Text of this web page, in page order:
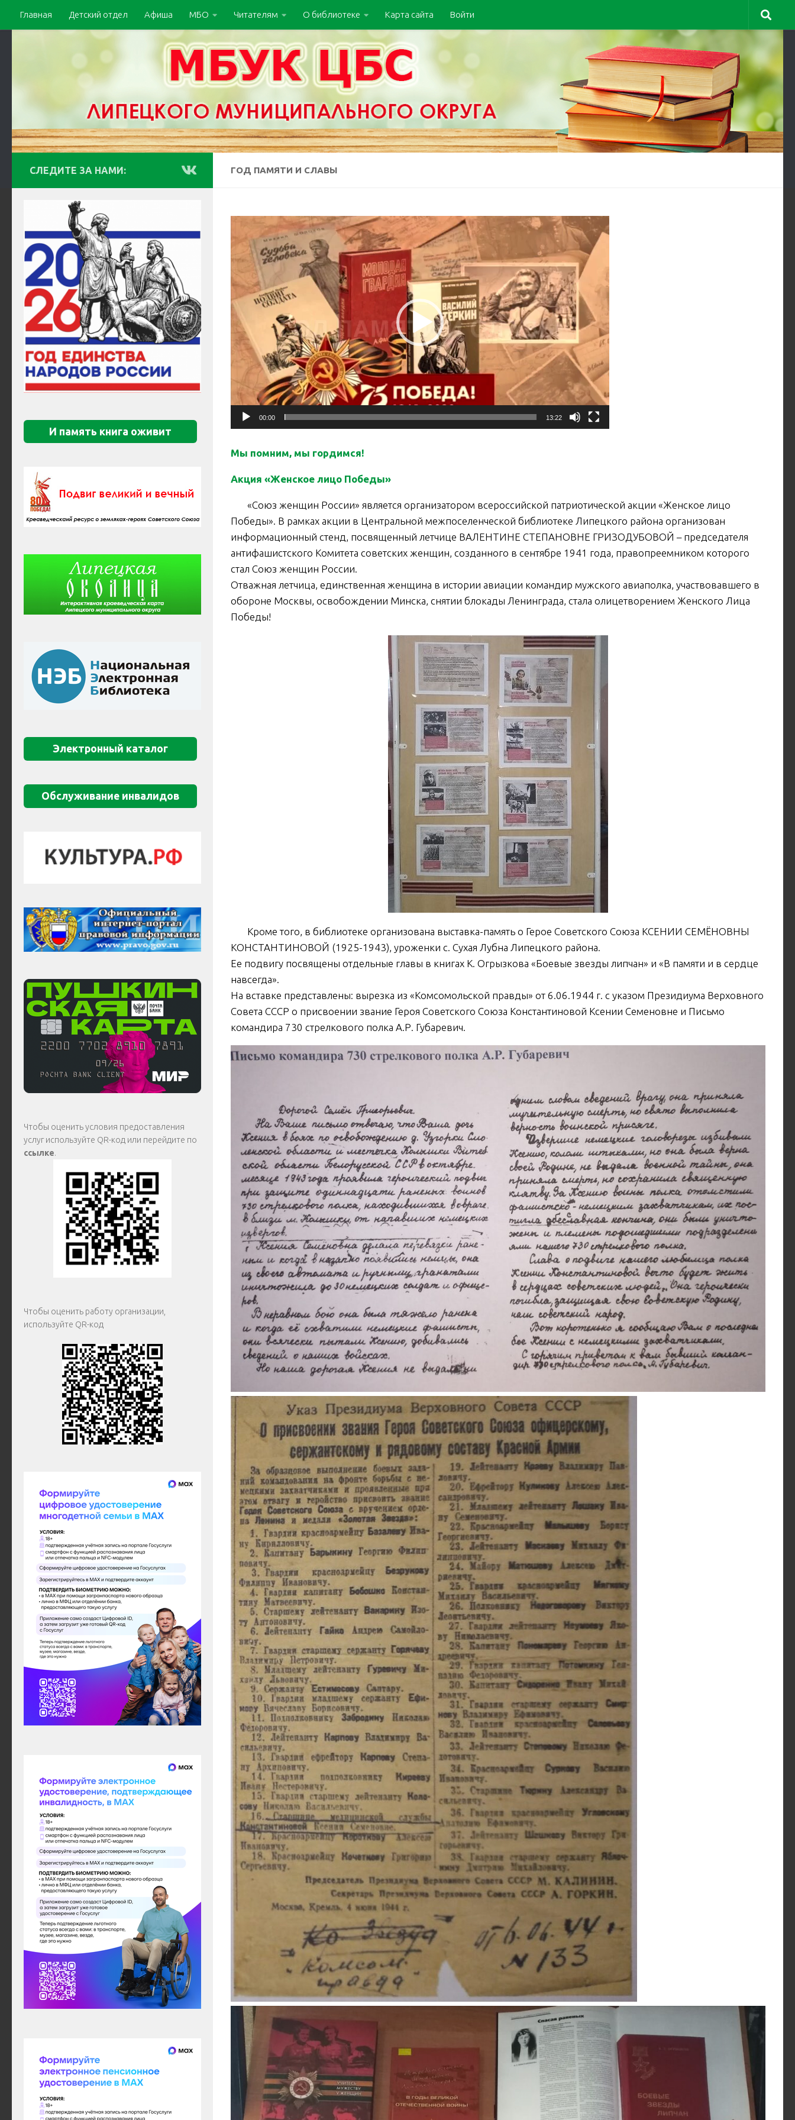
Главная Детский отдел Афиша МБО Читателям О библиотеке Карта сайта Войти
ГОД ПАМЯТИ И СЛАВЫ
Видеоплеер
00:00 13:22
Мы помним, мы гордимся!
Акция «Женское лицо Победы»
«Союз женщин России» является организатором всероссийской патриотической акции «Женское лицо
Победы». В рамках акции в Центральной межпоселенческой библиотеке Липецкого района организован
информационный стенд, посвященный летчице ВАЛЕНТИНЕ СТЕПАНОВНЕ ГРИЗОДУБОВОЙ – председателя
антифашистского Комитета советских женщин, созданного в сентябре 1941 года, правопреемником которого
стал Союз женщин России.
Отважная летчица, единственная женщина в истории авиации командир мужского авиаполка, участвовавшего в
обороне Москвы, освобождении Минска, снятии блокады Ленинграда, стала олицетворением Женского Лица
Победы!
Кроме того, в библиотеке организована выставка-память о Герое Советского Союза КСЕНИИ СЕМЁНОВНЫ
КОНСТАНТИНОВОЙ (1925-1943), уроженки с. Сухая Лубна Липецкого района.
Ее подвигу посвящены отдельные главы в книгах К. Огрызкова «Боевые звезды липчан» и «В памяти и в сердце
навсегда».
На вставке представлены: вырезка из «Комсомольской правды» от 6.06.1944 г. с указом Президиума Верховного
Совета СССР о присвоении звание Героя Советского Союза Константиновой Ксении Семеновне и Письмо
командира 730 стрелкового полка А.Р. Губаревич.
СЛЕДИТЕ ЗА НАМИ:
И память книга оживит
Электронный каталог
Обслуживание инвалидов
Чтобы оценить условия предоставления
услуг используйте QR-код или перейдите по
ссылке.
Чтобы оценить работу организации,
используйте QR-код